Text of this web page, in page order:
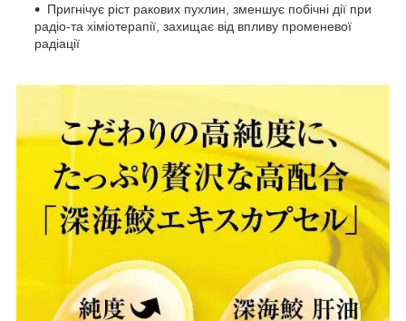
Пригнічує ріст ракових пухлин, зменшує побічні дії при
радіо-та хіміотерапії, захищає від впливу променевої
радіації